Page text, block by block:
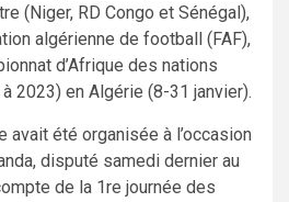
(Niger, RD Congo et Sénégal),
algérienne de football (FAF),
d’Afrique des nations
2023) en Algérie (8-31 janvier).
avait été organisée à l’occasion
disputé samedi dernier au
de la 1re journée des